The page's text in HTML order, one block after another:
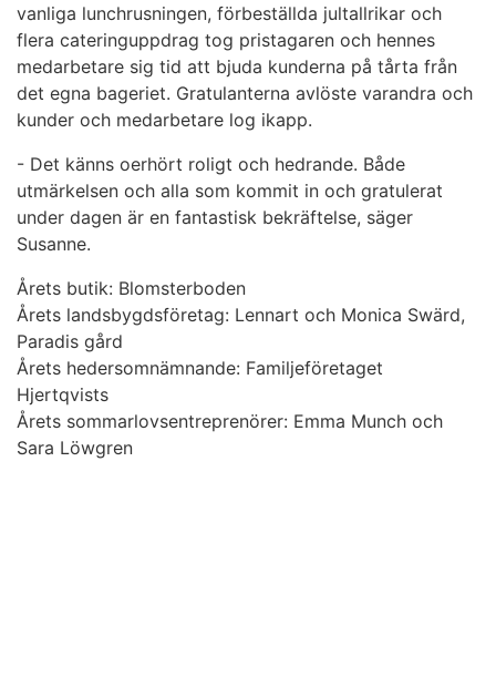
vanliga lunchrusningen, förbeställda jultallrikar och
flera cateringuppdrag tog pristagaren och hennes
medarbetare sig tid att bjuda kunderna på tårta från
det egna bageriet. Gratulanterna avlöste varandra och
kunder och medarbetare log ikapp.
- Det känns oerhört roligt och hedrande. Både
utmärkelsen och alla som kommit in och gratulerat
under dagen är en fantastisk bekräftelse, säger
Susanne.
Årets butik: Blomsterboden
Årets landsbygdsföretag: Lennart och Monica Swärd,
Paradis gård
Årets hedersomnämnande: Familjeföretaget
Hjertqvists
Årets sommarlovsentreprenörer: Emma Munch och
Sara Löwgren